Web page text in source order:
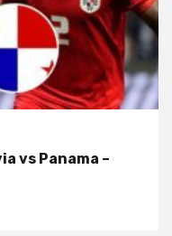
vs Panama –